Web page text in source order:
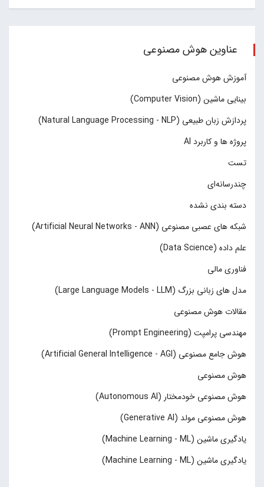
عناوین هوش مصنوعی
آموزش هوش مصنوعی
بینایی ماشین (Computer Vision)
پردازش زبان طبیعی (Natural Language Processing - NLP)
پروژه ها و کاربرد AI
تست
چند‌‌رسانه‌ای
دسته بندی نشده
شبکه های عصبی مصنوعی (Artificial Neural Networks - ANN)
علم داده (Data Science)
فناوری مالی
مدل های زبانی بزرگ (Large Language Models - LLM)
مقالات هوش مصنوعی
مهندسی پرامپت (Prompt Engineering)
هوش جامع مصنوعی (Artificial General Intelligence - AGI)
هوش مصنوعی
هوش مصنوعی خودمختار (Autonomous AI)
هوش مصنوعی مولد (Generative AI)
یادگیری ماشین (Machine Learning - ML)
یادگیری ماشین (Machine Learning - ML)